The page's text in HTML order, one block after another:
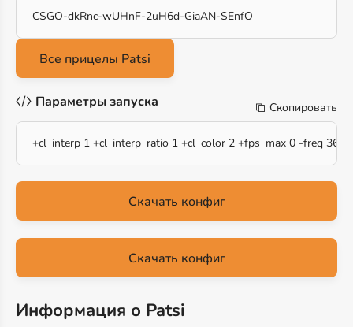
CSGO-dkRnc-wUHnF-2uH6d-GiaAN-SEnfO
Параметры запуска Скопировать
+cl_interp 1 +cl_interp_ratio 1 +cl_color 2 +fps_max 0 -freq 360
Скачать конфиг
Скачать конфиг
Информация о Patsi